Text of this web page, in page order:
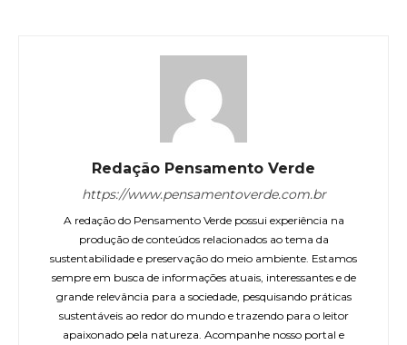
Redação Pensamento Verde
https://www.pensamentoverde.com.br
A redação do Pensamento Verde possui experiência na
produção de conteúdos relacionados ao tema da
sustentabilidade e preservação do meio ambiente. Estamos
sempre em busca de informações atuais, interessantes e de
grande relevância para a sociedade, pesquisando práticas
sustentáveis ao redor do mundo e trazendo para o leitor
apaixonado pela natureza. Acompanhe nosso portal e